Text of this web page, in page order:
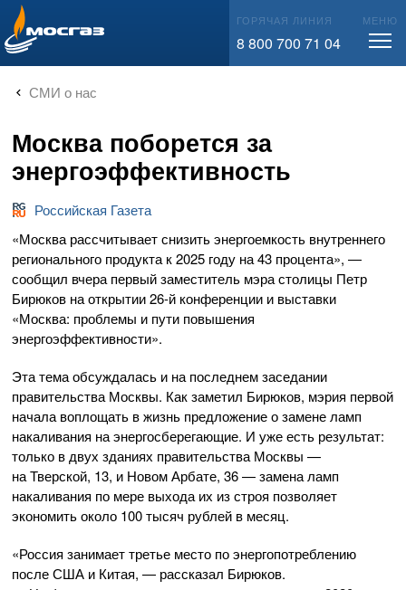
info@mos-gaz.ru ГОРЯЧАЯ ЛИНИЯ
8 800 700 71 04
МЕНЮ
СМИ о нас
Москва поборется за
энергоэффективность
Российская Газета
«Москва рассчитывает снизить энергоемкость внутреннего
регионального продукта к 2025 году на 43 процента», —
сообщил вчера первый заместитель мэра столицы Петр
Бирюков на открытии26-й конференции и выставки
«Москва: проблемы и пути повышения
энергоэффективности».
Эта тема обсуждалась и на последнем заседании
правительства Москвы. Как заметил Бирюков, мэрия первой
начала воплощать в жизнь предложение о замене ламп
накаливания на энергосберегающие. И уже есть результат:
только в двух зданиях правительства Москвы —
на Тверской, 13, и Новом Арбате, 36 — замена ламп
накаливания по мере выхода их из строя позволяет
экономить около 100 тысяч рублей в месяц.
«Россия занимает третье место по энергопотреблению
после США и Китая, — рассказал Бирюков.